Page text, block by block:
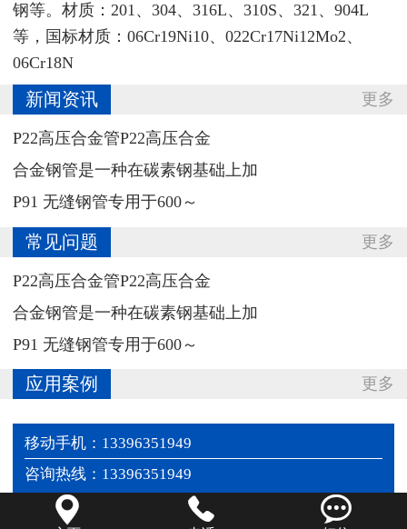
钢等。材质：201、304、316L、310S、321、904L
等，国标材质：06Cr19Ni10‌、022Cr17Ni12Mo2、
06Cr18N
更多
新闻资讯
‌P22高压合金管P22高压合金
合金钢管‌是一种在碳素钢基础上加
P91 无缝钢管专用于‌600～
更多
常见问题
‌P22高压合金管P22高压合金
合金钢管‌是一种在碳素钢基础上加
P91 无缝钢管专用于‌600～
更多
应用案例
移动手机：13396351949
咨询热线：13396351949
  